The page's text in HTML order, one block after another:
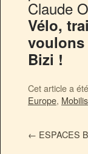
Claude
Vélo,
voulons
Bizi !
Cet article a
Europe,
← ESPACES